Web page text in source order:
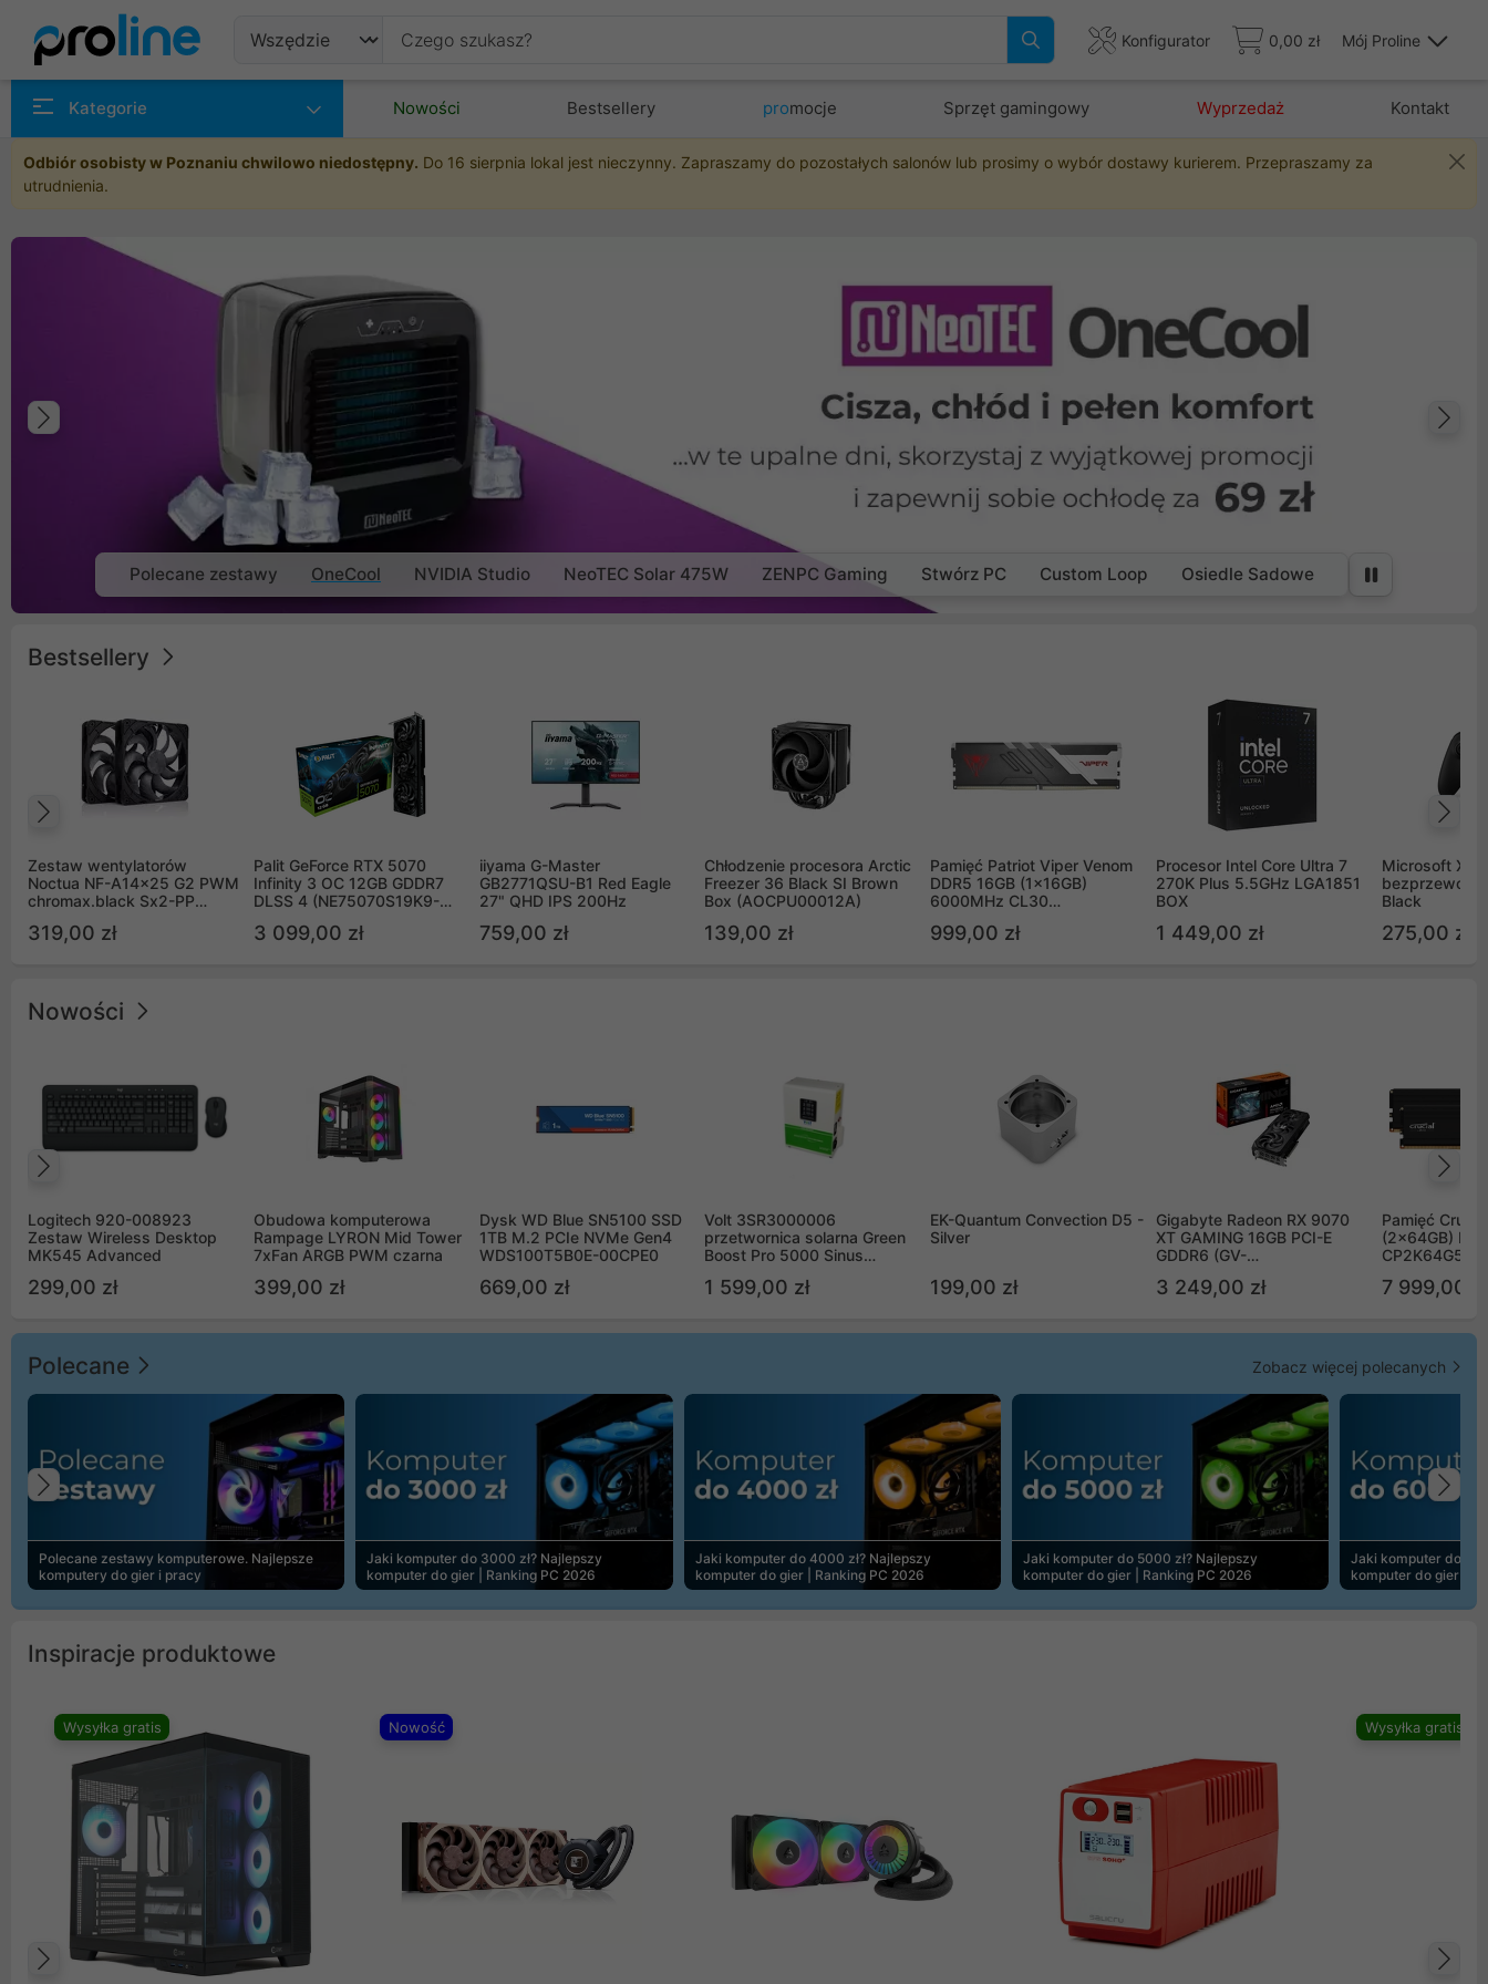
Konfigurator 0,00 zł Mój Proline
Kategorie Nowości Bestsellery promocje Sprzęt gamingowy Wyprzedaż Kontakt
Odbiór osobisty w Poznaniu chwilowo niedostępny. Do 16 sierpnia lokal jest nieczynny. Zapraszamy do pozostałych salonów lub prosimy o wybór dostawy kurierem. Przepraszamy za
utrudnienia.
Poprzedni
Polecane zestawy OneCool NVIDIA Studio NeoTEC Solar 475W ZENPC Gaming Stwórz PC Custom Loop Osiedle Sadowe
Bestsellery
Zestaw wentylatorów
Noctua NF-A14x25 G2 PWM
chromax.black Sx2-PP
(2szt)
319,00 zł
Palit GeForce RTX 5070
Infinity 3 OC 12GB GDDR7
DLSS 4 (NE75070S19K9-
3 099,00 zł
iiyama G-Master
GB2771QSU-B1 Red Eagle
27" QHD IPS 200Hz
759,00 zł
Chłodzenie procesora Arctic
Freezer 36 Black SI Brown
Box (AOCPU00012A)
139,00 zł
Pamięć Patriot Viper Venom
DDR5 16GB (1x16GB)
6000MHz CL30
999,00 zł
Procesor Intel Core Ultra 7
270K Plus 5.5GHz LGA1851
BOX
1 449,00 zł
Microsoft
Black
275,00 zł
Nowości
Logitech 920-008923
Zestaw Wireless Desktop
MK545 Advanced
299,00 zł
Obudowa komputerowa
Rampage LYRON Mid Tower
7xFan ARGB PWM czarna
399,00 zł
Dysk WD Blue SN5100 SSD
1TB M.2 PCIe NVMe Gen4
WDS100T5B0E-00CPE0
669,00 zł
Volt 3SR3000006
przetwornica solarna Green
Boost Pro 5000 Sinus
1 599,00 zł
EK-Quantum Convection D5 -
Silver
199,00 zł
Gigabyte Radeon RX 9070
XT GAMING 16GB PCI-E
GDDR6 (GV-
3 249,00 zł
Pamięć
(2x64GB)
7 999,00 zł
Polecane Zobacz więcej polecanych
Polecane zestawy komputerowe. Najlepsze
komputery do gier i pracy
Jaki komputer do 3000 zł? Najlepszy
komputer do gier | Ranking PC 2026
Jaki komputer do 4000 zł? Najlepszy
komputer do gier | Ranking PC 2026
Jaki komputer do 5000 zł? Najlepszy
komputer do gier | Ranking PC 2026
Jaki komputer do
komputer do gier |
Poprzedni
Inspiracje produktowe
Wysyłka gratis Nowość Wysyłka gratis